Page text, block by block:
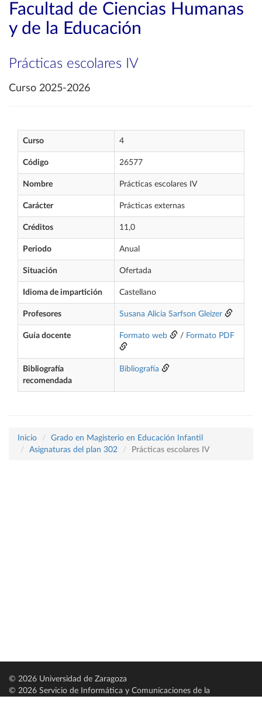
Facultad de Ciencias Humanas
y de la Educación
Prácticas escolares IV
Curso 2025-2026
Curso 4
Código 26577
Nombre Prácticas escolares IV
Carácter Prácticas externas
Créditos 11,0
Periodo Anual
Situación Ofertada
Idioma de impartición Castellano
Profesores Susana Alicia Sarfson Gleizer
Guía docente Formato web / Formato PDF
Bibliografía
recomendada
Bibliografía
Inicio
Grado en Magisterio en Educación Infantil
Asignaturas del plan 302
Prácticas escolares IV
© 2026 Universidad de Zaragoza
© 2026 Servicio de Informática y Comunicaciones de la